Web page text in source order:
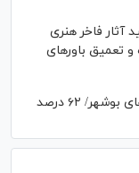
آثار فاخر هنری
تعمیق باور‌های
کاهش ۱۰ درصدی جمعیت کیفری زندان‌های بوشهر/ ۶۲ درصد